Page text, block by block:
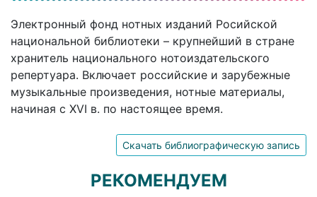
Электронный фонд нотных изданий Росийской
национальной библиотеки – крупнейший в стране
хранитель национального нотоиздательского
репертуара. Включает российские и зарубежные
музыкальные произведения, нотные материалы,
начиная с XVI в. по настоящее время.
Скачать библиографическую запись
РЕКОМЕНДУЕМ